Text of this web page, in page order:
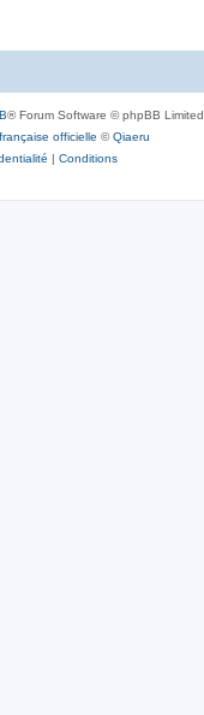
® Forum Software © phpBB Limited
officielle ©Qiaeru
| Conditions